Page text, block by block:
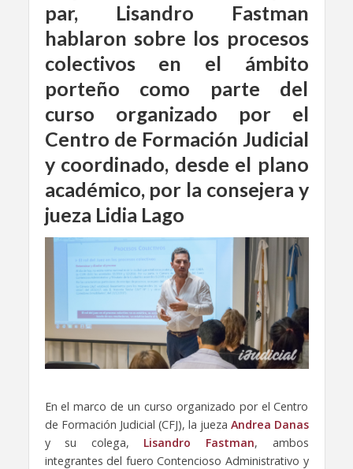
par, Lisandro Fastman
hablaron sobre los procesos
colectivos en el ámbito
porteño como parte del
curso organizado por el
Centro de Formación Judicial
y coordinado, desde el plano
académico, por la consejera y
jueza Lidia Lago
En el marco de un curso organizado por el Centro
de Formación Judicial (CFJ), la jueza Andrea Danas
y su colega, Lisandro Fastman, ambos
integrantes del fuero Contencioso Administrativo y